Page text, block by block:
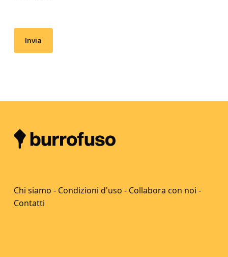
Chi siamo - Condizioni d'uso - Collabora con noi -
Contatti